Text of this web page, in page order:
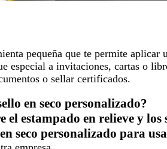
pequeña que te permite
especial a invitaciones, cartas o
o sellar certificados.
en seco personalizado?
el estampado en relieve y los
seco personalizado para